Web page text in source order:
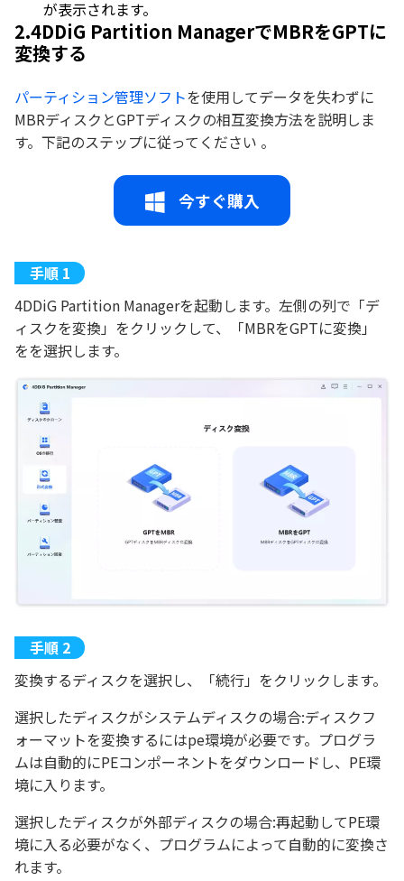
が表示されます。
2.4DDiG Partition ManagerでMBRをGPTに
変換する
パーティション管理ソフトを使用してデータを失わずに
MBRディスクとGPTディスクの相互変換方法を説明しま
す。下記のステップに従ってください 。
今すぐ購入
4DDiG Partition Managerを起動します。左側の列で「デ
ィスクを変換」をクリックして、「MBRをGPTに変換」
をを選択します。
変換するディスクを選択し、「続行」をクリックします。
選択したディスクがシステムディスクの場合:ディスクフ
ォーマットを変換するにはpe環境が必要です。プログラ
ムは自動的にPEコンポーネントをダウンロードし、PE環
境に入ります。
選択したディスクが外部ディスクの場合:再起動してPE環
境に入る必要がなく、プログラムによって自動的に変換さ
れます。